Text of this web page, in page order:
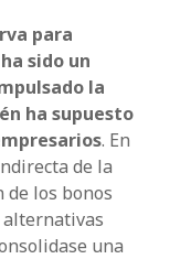
para
sido un
la
ha supuesto
. En
de la
de los bonos
alternativas
una